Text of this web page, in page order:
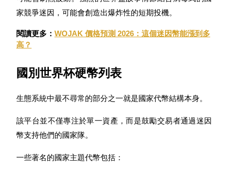
Bitrue渠道合伙人
最高達65%佣金！
家競爭迷因，可能會創造出爆炸性的短期投機。
閱讀更多： WOJAK 價格預測 2026：這個迷因幣能漲到多
高？
國別世界杯硬幣列表
生態系統中最不尋常的部分之一就是國家代幣結構本身。
該平台並不僅專注於單一資產，而是鼓勵交易者通過迷因
幣支持他們的國家隊。
一些著名的國家主題代幣包括：